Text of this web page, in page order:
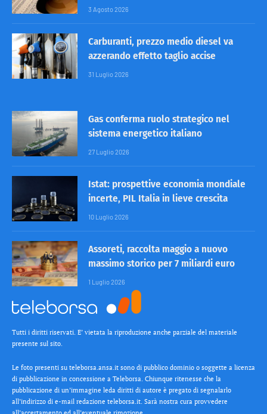
3 Agosto 2026
Carburanti, prezzo medio diesel va
azzerando effetto taglio accise
31 Luglio 2026
Gas conferma ruolo strategico nel
sistema energetico italiano
27 Luglio 2026
Istat: prospettive economia mondiale
incerte, PIL Italia in lieve crescita
10 Luglio 2026
Assoreti, raccolta maggio a nuovo
massimo storico per 7 miliardi euro
1 Luglio 2026
Tutti i diritti riservati. E’ vietata la riproduzione anche parziale del materiale
presente sul sito.
Le foto presenti su teleborsa.ansa.it sono di pubblico dominio o soggette a licenza
di pubblicazione in concessione a Teleborsa. Chiunque ritenesse che la
pubblicazione di un’immagine leda diritti di autore è pregato di segnalarlo
all’indirizzo di e-mail redazione teleborsa.it. Sarà nostra cura provvedere